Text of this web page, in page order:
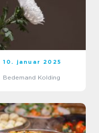
10. januar 2025
Bedemand Kolding